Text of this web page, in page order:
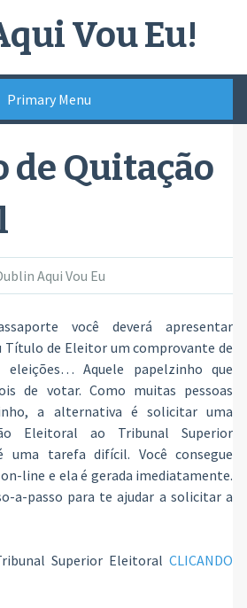
Vou Eu!
Primary Menu
de Quitação
Aqui Vou Eu
você deverá apresentar
Título de Eleitor um comprovante de
Aquele papelzinho que
de votar. Como muitas pessoas
a alternativa é solicitar uma
Eleitoral ao Tribunal Superior
uma tarefa difícil. Você consegue
line e ela é gerada imediatamente.
a-passo para te ajudar a solicitar a
Superior EleitoralCLICANDO